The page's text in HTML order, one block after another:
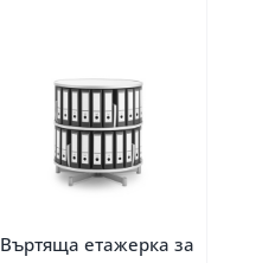
Въртяща етажерка за